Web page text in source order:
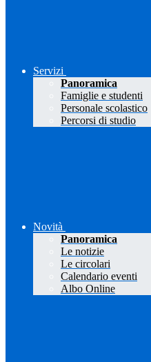
Servizi
Panoramica
Famiglie e studenti
Personale scolastico
Percorsi di studio
Novità
Panoramica
Le notizie
Le circolari
Calendario eventi
Albo Online